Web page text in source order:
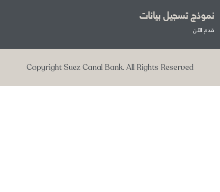
نموذج تسجيل بيانات
قدم الآن
Copyright Suez Canal Bank. All Rights Reserved